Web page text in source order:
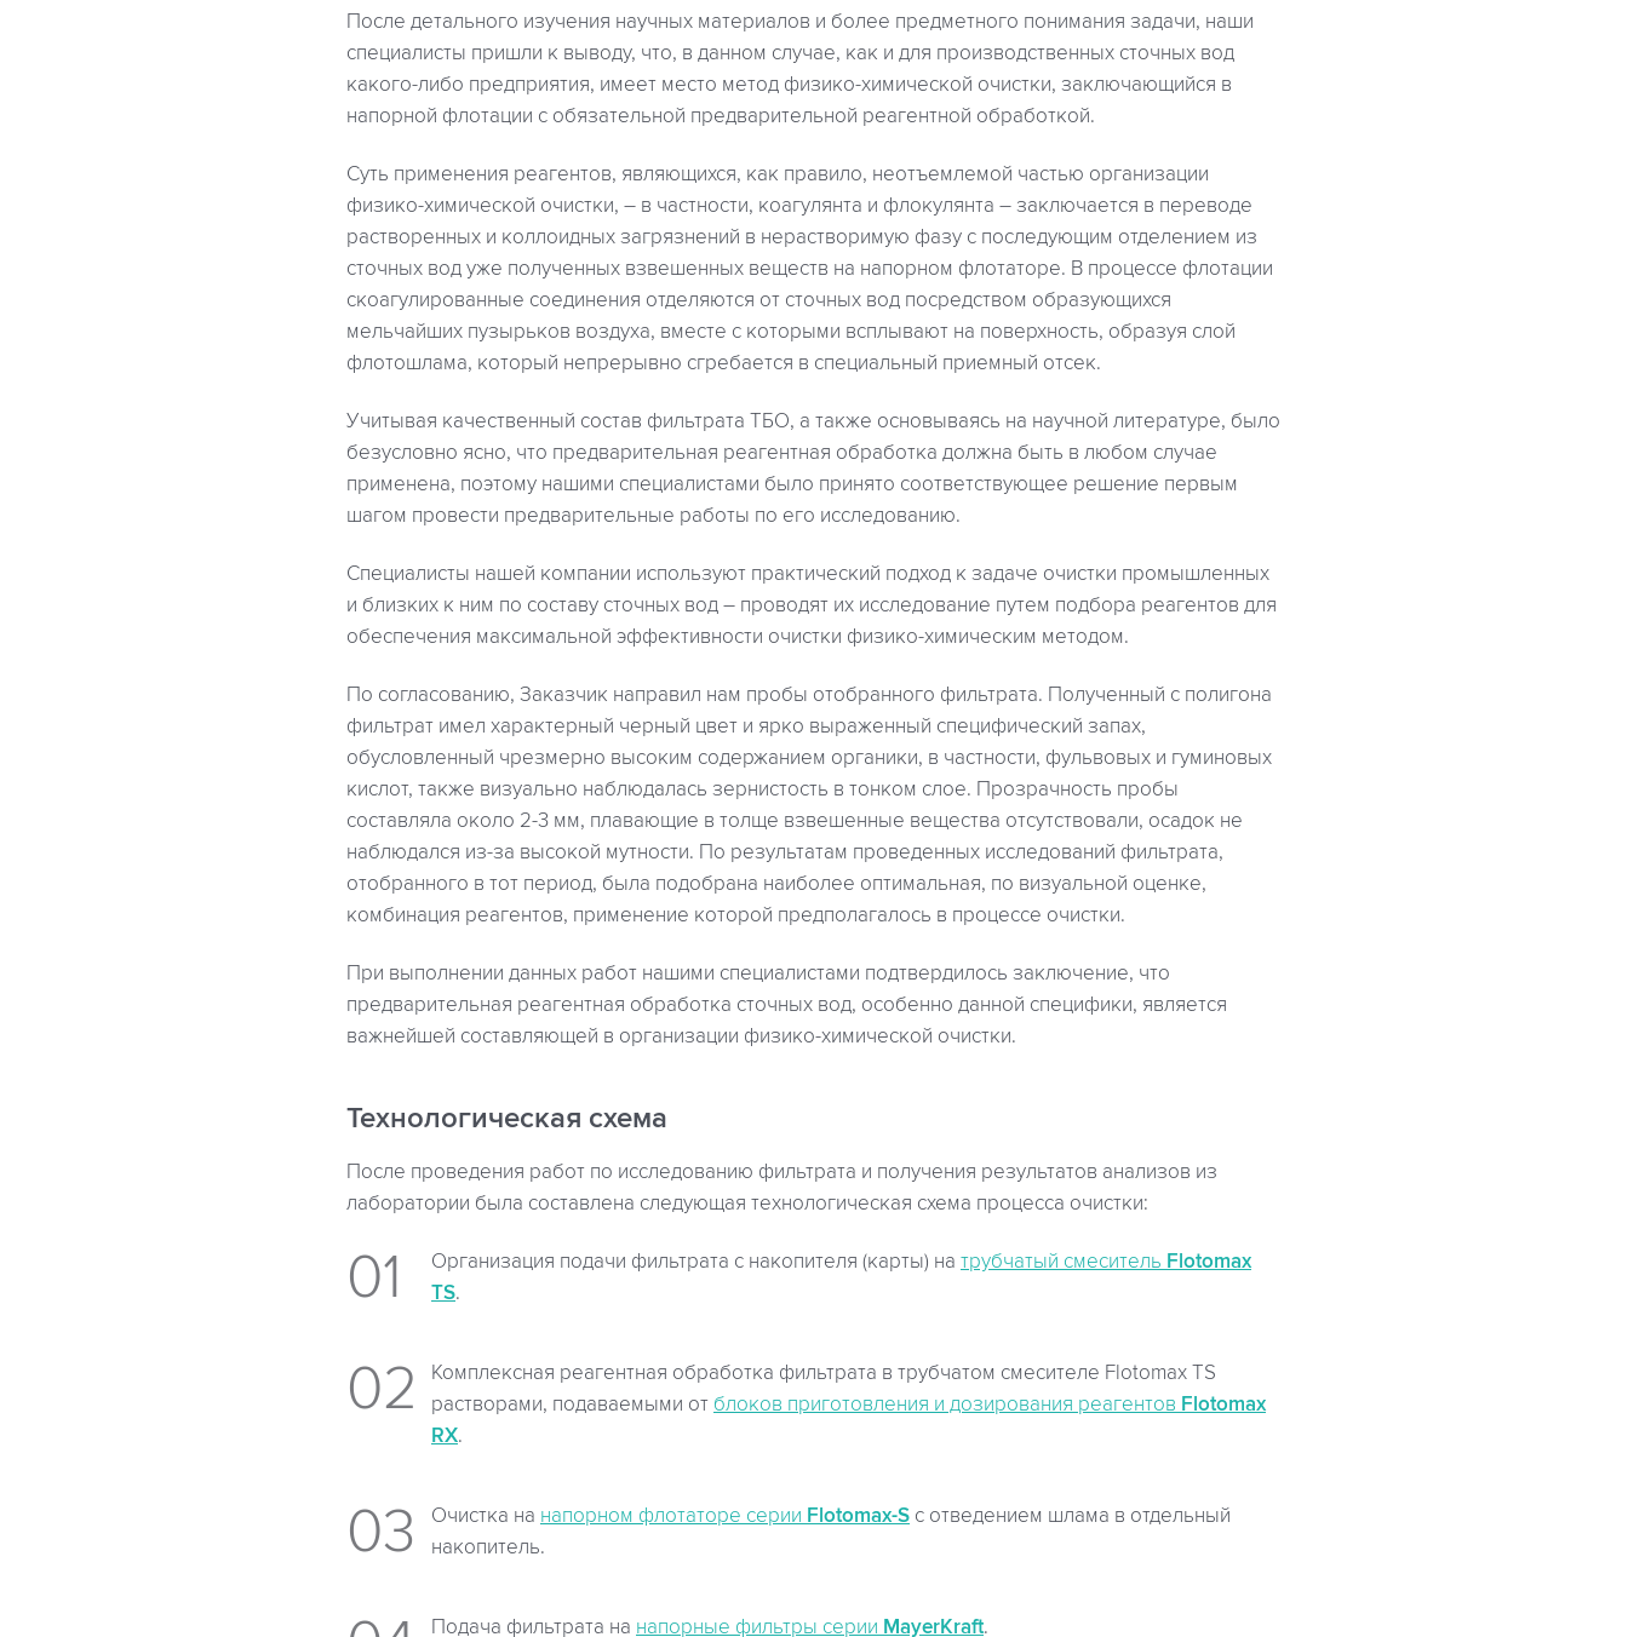
После детального изучения научных материалов и более предметного понимания задачи, наши
специалисты пришли к выводу, что, в данном случае, как и для производственных сточных вод
какого-либо предприятия, имеет место метод физико-химической очистки, заключающийся в
напорной флотации с обязательной предварительной реагентной обработкой.
Суть применения реагентов, являющихся, как правило, неотъемлемой частью организации
физико-химической очистки, – в частности, коагулянта и флокулянта – заключается в переводе
растворенных и коллоидных загрязнений в нерастворимую фазу с последующим отделением из
сточных вод уже полученных взвешенных веществ на напорном флотаторе. В процессе флотации
скоагулированные соединения отделяются от сточных вод посредством образующихся
мельчайших пузырьков воздуха, вместе с которыми всплывают на поверхность, образуя слой
флотошлама, который непрерывно сгребается в специальный приемный отсек.
Учитывая качественный состав фильтрата ТБО, а также основываясь на научной литературе, было
безусловно ясно, что предварительная реагентная обработка должна быть в любом случае
применена, поэтому нашими специалистами было принято соответствующее решение первым
шагом провести предварительные работы по его исследованию.
Специалисты нашей компании используют практический подход к задаче очистки промышленных
и близких к ним по составу сточных вод – проводят их исследование путем подбора реагентов для
обеспечения максимальной эффективности очистки физико-химическим методом.
По согласованию, Заказчик направил нам пробы отобранного фильтрата. Полученный с полигона
фильтрат имел характерный черный цвет и ярко выраженный специфический запах,
обусловленный чрезмерно высоким содержанием органики, в частности, фульвовых и гуминовых
кислот, также визуально наблюдалась зернистость в тонком слое. Прозрачность пробы
составляла около 2-3 мм, плавающие в толще взвешенные вещества отсутствовали, осадок не
наблюдался из-за высокой мутности. По результатам проведенных исследований фильтрата,
отобранного в тот период, была подобрана наиболее оптимальная, по визуальной оценке,
комбинация реагентов, применение которой предполагалось в процессе очистки.
При выполнении данных работ нашими специалистами подтвердилось заключение, что
предварительная реагентная обработка сточных вод, особенно данной специфики, является
важнейшей составляющей в организации физико-химической очистки.
Технологическая схема
После проведения работ по исследованию фильтрата и получения результатов анализов из
лаборатории была составлена следующая технологическая схема процесса очистки:
Организация подачи фильтрата с накопителя (карты) на трубчатый смеситель Flotomax
TS.
Комплексная реагентная обработка фильтрата в трубчатом смесителе Flotomax TS
растворами, подаваемыми от блоков приготовления и дозирования реагентов Flotomax
RX.
Очистка на напорном флотаторе серии Flotomax-S с отведением шлама в отдельный
накопитель.
Подача фильтрата на напорные фильтры серии MayerKraft.